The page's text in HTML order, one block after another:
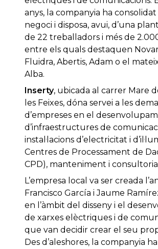
anys, la companyia ha consolidat
negoci i disposa, avui, d’una
de 22 treballadors i més de
entre els quals destaquen
Fluidra, Abertis, Adam o el
Alba.
Inserty, ubicada al carrer Mare
les Feixes, dóna servei a les
d’empreses en el
d’infraestructures de
instal·lacions d’electricitat i
Centres de Processament de
CPD), manteniment i
L’empresa local va ser creada
Francisco García i Jaume
en l’àmbit del disseny i el
de xarxes elèctriques i de
que van decidir crear el seu
Des d’aleshores, la companyia